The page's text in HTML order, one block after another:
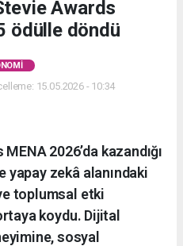
Awards
ödülle döndü
15.05.2026 - 10:34
2026’da kazandığı
yapay zekâ alanındaki
toplumsal etki
koydu. Dijital
sosyal